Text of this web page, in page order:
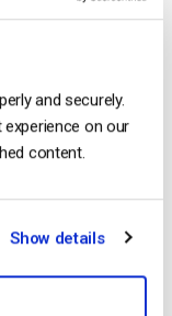
and securely.
on our
content.
Show details
ordenadores de
para Internet en
la incrustación